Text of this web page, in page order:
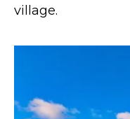
village.